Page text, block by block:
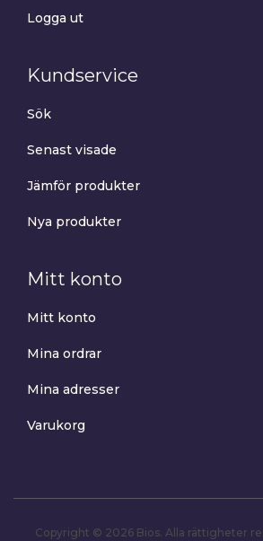
Logga ut
Kundservice
Sök
Senast visade
Jämför produkter
Nya produkter
Mitt konto
Mitt konto
Mina ordrar
Mina adresser
Varukorg
Copyright © 2026 Bios. Alla rättigheter